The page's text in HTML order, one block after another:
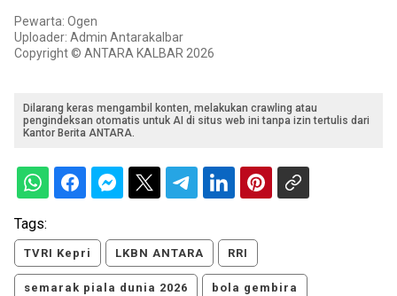
Pewarta: Ogen
Uploader: Admin Antarakalbar
Copyright © ANTARA KALBAR 2026
Dilarang keras mengambil konten, melakukan crawling atau
pengindeksan otomatis untuk AI di situs web ini tanpa izin tertulis dari
Kantor Berita ANTARA.
Tags:
TVRI Kepri LKBN ANTARA RRI
semarak piala dunia 2026 bola gembira